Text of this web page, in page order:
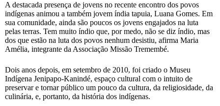
A destacada presença de jovens no recente encontro dos povos
indígenas animou a também jovem índia tapuia, Luana Gomes. Em
sua comunidade, ainda são poucos os jovens engajados na luta
pelas terras. Tem muito índio que, por medo, não se diz índio, mas
dos que estão na luta dos povos nenhum desistiu, afirma Maria
Amélia, integrante da Associação Missão Tremembé.
Dois anos depois, em setembro de 2010, foi criado o Museu
Indígena Jenipapo-Kanindé, espaço cultural com o intuito de
preservar e tornar público um pouco da cultura, da religiosidade, da
culinária, e, portanto, da história dos indígenas.